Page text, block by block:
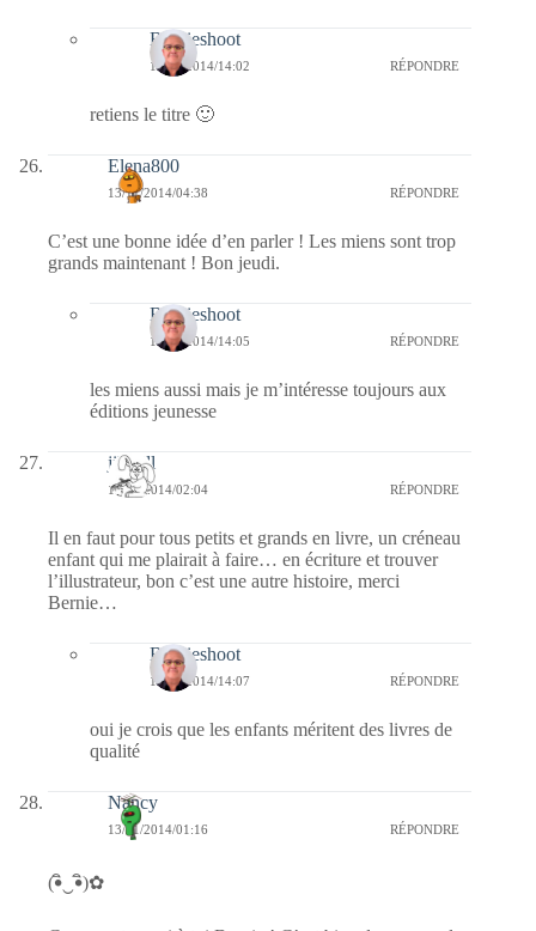
Bernieshoot
16/11/2014/14:02 RÉPONDRE
retiens le titre 🙂
Elena800
13/11/2014/04:38 RÉPONDRE
C’est une bonne idée d’en parler ! Les miens sont trop
grands maintenant ! Bon jeudi.
Bernieshoot
16/11/2014/14:05 RÉPONDRE
les miens aussi mais je m’intéresse toujours aux
éditions jeunesse
jill bill
13/11/2014/02:04 RÉPONDRE
Il en faut pour tous petits et grands en livre, un créneau
enfant qui me plairait à faire… en écriture et trouver
l’illustrateur, bon c’est une autre histoire, merci
Bernie…
Bernieshoot
16/11/2014/14:07 RÉPONDRE
oui je crois que les enfants méritent des livres de
qualité
Nancy
13/11/2014/01:16 RÉPONDRE
(•ิ‿•ิ)✿